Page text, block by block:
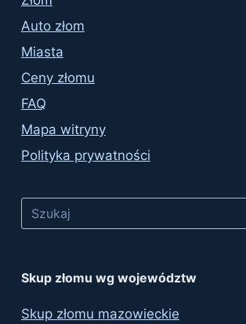
Auto złom
Miasta
Ceny złomu
FAQ
Mapa witryny
Polityka prywatności
Skup złomu wg województw
Skup złomu mazowieckie